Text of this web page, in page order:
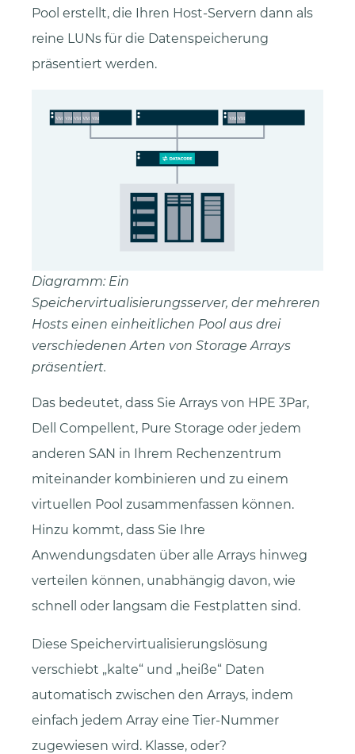
Pool erstellt, die Ihren Host-Servern dann als
reine LUNs für die Datenspeicherung
präsentiert werden.
Diagramm: Ein
Speichervirtualisierungsserver, der mehreren
Hosts einen einheitlichen Pool aus drei
verschiedenen Arten von Storage Arrays
präsentiert.
Das bedeutet, dass Sie Arrays von HPE 3Par,
Dell Compellent, Pure Storage oder jedem
anderen SAN in Ihrem Rechenzentrum
miteinander kombinieren und zu einem
virtuellen Pool zusammenfassen können.
Hinzu kommt, dass Sie Ihre
Anwendungsdaten über alle Arrays hinweg
verteilen können, unabhängig davon, wie
schnell oder langsam die Festplatten sind.
Diese Speichervirtualisierungslösung
verschiebt „kalte“ und „heiße“ Daten
automatisch zwischen den Arrays, indem
einfach jedem Array eine Tier-Nummer
zugewiesen wird. Klasse, oder?